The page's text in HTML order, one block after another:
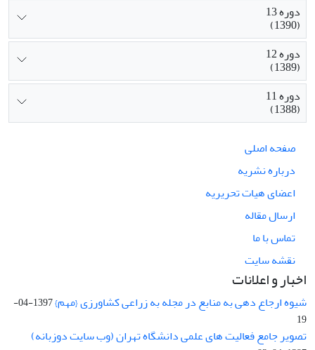
دوره 13
(1390)
دوره 12
(1389)
دوره 11
(1388)
صفحه اصلی
درباره نشریه
اعضای هیات تحریریه
ارسال مقاله
تماس با ما
نقشه سایت
اخبار و اعلانات
شیوه ارجاع دهی به منابع در مجله به زراعی کشاورزی {مهم}
1397-04-
19
تصویر جامع فعالیت های علمی دانشگاه تهران (وب سایت دوزبانه)